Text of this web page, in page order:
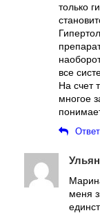
только
все
На счет
многое
меня